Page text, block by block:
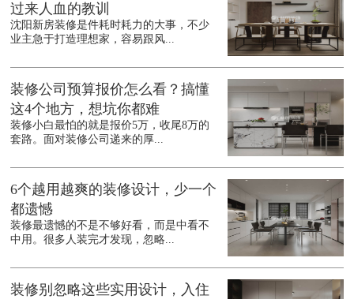
过来人血的教训
沈阳新房装修是件耗时耗力的大事，不少
业主急于打造理想家，容易跟风...
装修公司预算报价怎么看？搞懂
这4个地方，想坑你都难
装修小白最怕的就是报价5万，收尾8万的
套路。面对装修公司递来的厚...
6个越用越爽的装修设计，少一个
都遗憾
装修最遗憾的不是不够好看，而是中看不
中用。很多人装完才发现，忽略...
装修别忽略这些实用设计，入住